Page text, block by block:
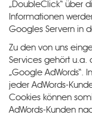
„DoubleClick“ über
Informationen
Googles Servern in
Zu den von uns
Services gehört u.a.
„Google AdWords“.
jeder AdWords-
Cookies können
AdWords-Kunden